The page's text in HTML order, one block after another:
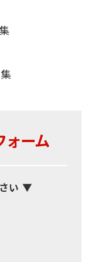
ォーム
い ▼